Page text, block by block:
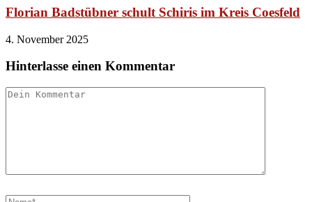
Florian Badstübner schult Schiris im Kreis Coesfeld
4. November 2025
Hinterlasse einen Kommentar